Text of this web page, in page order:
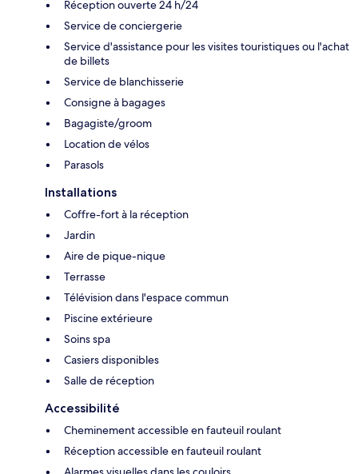
Réception ouverte 24 h/24
Service de conciergerie
Service d'assistance pour les visites touristiques ou l'achat
de billets
Service de blanchisserie
Consigne à bagages
Bagagiste/groom
Location de vélos
Parasols
Installations
Coffre-fort à la réception
Jardin
Aire de pique-nique
Terrasse
Télévision dans l'espace commun
Piscine extérieure
Soins spa
Casiers disponibles
Salle de réception
Accessibilité
Cheminement accessible en fauteuil roulant
Réception accessible en fauteuil roulant